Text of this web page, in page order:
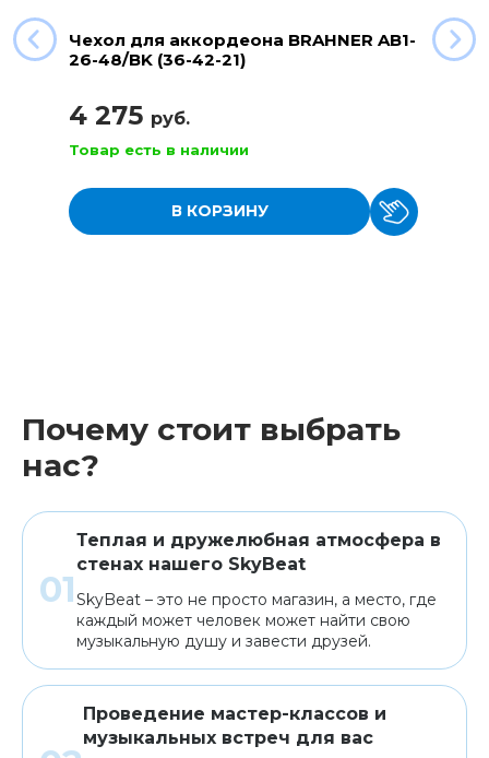
Чехол для аккордеона BRAHNER AB1-
26-48/BK (36-42-21)
4 275 руб.
Товар есть в наличии
В КОРЗИНУ
Почему стоит выбрать
нас?
Теплая и дружелюбная атмосфера в
стенах нашего SkyBeat
SkyBeat – это не просто магазин, а место, где
каждый может человек может найти свою
музыкальную душу и завести друзей.
Проведение мастер-классов и
музыкальных встреч для вас